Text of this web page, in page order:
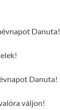
Danuta!
Danuta!
váljon!